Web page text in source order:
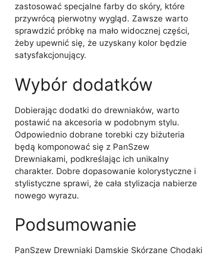
zastosować specjalne farby do skóry, które
przywrócą pierwotny wygląd. Zawsze warto
sprawdzić próbkę na mało widocznej części,
żeby upewnić się, że uzyskany kolor będzie
satysfakcjonujący.
Wybór dodatków
Dobierając dodatki do drewniaków, warto
postawić na akcesoria w podobnym stylu.
Odpowiednio dobrane torebki czy biżuteria
będą komponować się z PanSzew
Drewniakami, podkreślając ich unikalny
charakter. Dobre dopasowanie kolorystyczne i
stylistyczne sprawi, że cała stylizacja nabierze
nowego wyrazu.
Podsumowanie
PanSzew Drewniaki Damskie Skórzane Chodaki